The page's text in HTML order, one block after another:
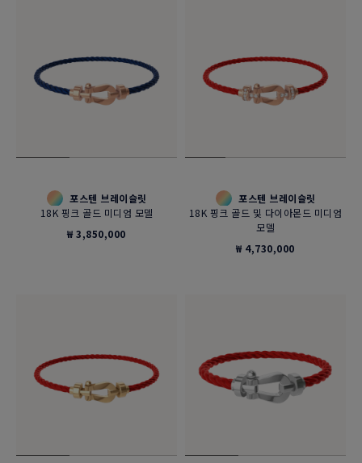
포스텐 브레이슬릿
18K 핑크 골드 미디엄 모델
₩ 3,850,000
포스텐 브레이슬릿
18K 핑크 골드 및 다이아몬드 미디엄
모델
₩ 4,730,000